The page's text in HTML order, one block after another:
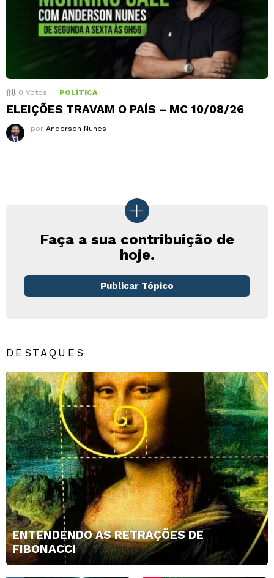
0 Votos POLÍTICA
ELEIÇÕES TRAVAM O PAÍS – MC 10/08/26
por Anderson Nunes
Faça a sua contribuição de
hoje.
Publicar Tópico
DESTAQUES
ENTENDENDO AS RETRAÇÕES DE
FIBONACCI